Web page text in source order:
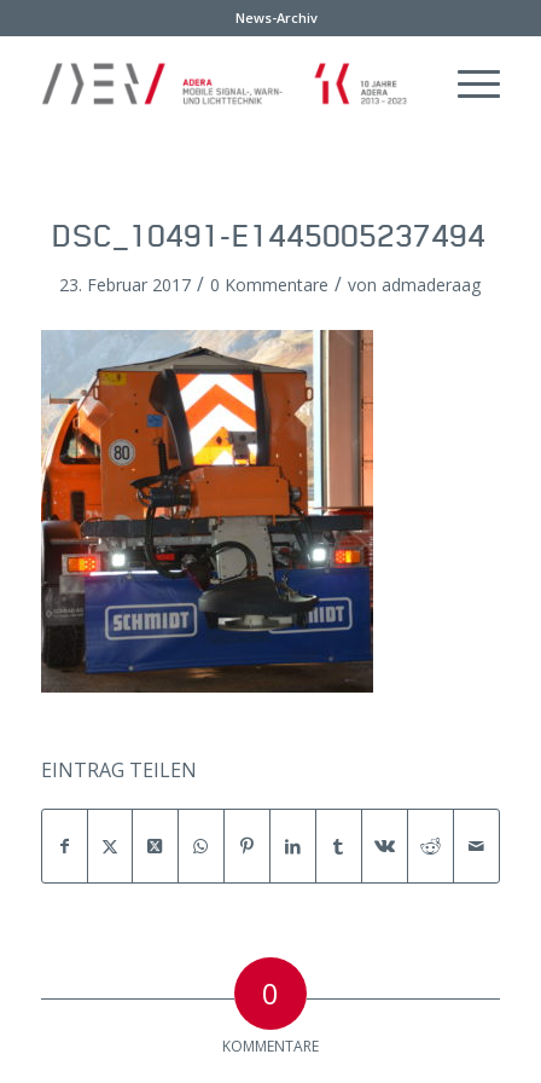
News-Archiv
DSC_10491-E1445005237494
23. Februar 2017 / 0 Kommentare / von admaderaag
EINTRAG TEILEN
0
KOMMENTARE